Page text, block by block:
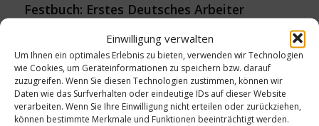
Einwilligung verwalten
Um Ihnen ein optimales Erlebnis zu bieten, verwenden wir Technologien
wie Cookies, um Geräteinformationen zu speichern bzw. darauf
zuzugreifen. Wenn Sie diesen Technologien zustimmen, können wir
Daten wie das Surfverhalten oder eindeutige IDs auf dieser Website
verarbeiten. Wenn Sie Ihre Einwilligung nicht erteilen oder zurückziehen,
können bestimmte Merkmale und Funktionen beeinträchtigt werden.
Festbuch: Erstes Deutsches Arbeiter
Weiterlesen